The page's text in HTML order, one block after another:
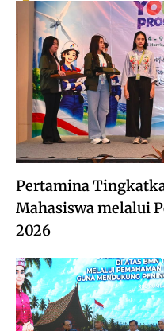
Pertamina
Mahasiswa melalui
2026